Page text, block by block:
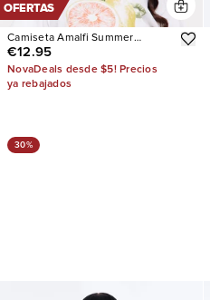
OFERTAS
Camiseta Amalfi Summer
Washed Oversized
€12.95
NovaDeals desde $5! Precios
ya rebajados
30%